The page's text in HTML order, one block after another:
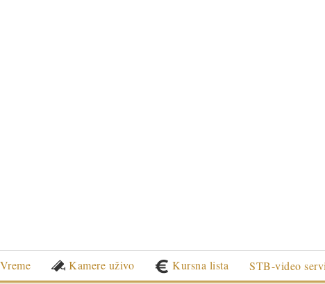
Vreme Kamere uživo Kursna lista STB-video